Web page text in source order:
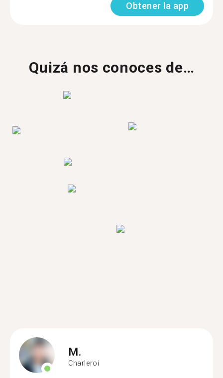
Obtener la app
Quizá nos conoces de…
M.
Charleroi